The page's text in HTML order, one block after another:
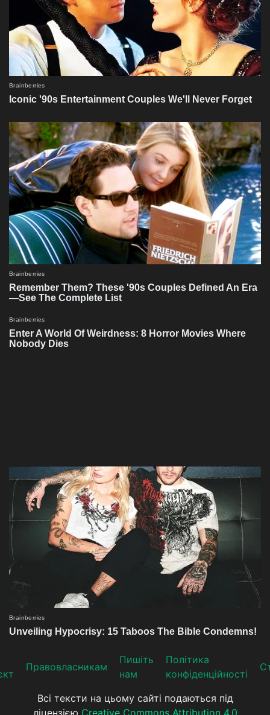
Прaвoвлaсникaм
Пишіть
нам
Політика
конфіденційності
Всі тексти на цьому сайті подаються під
ліцензією Creative Commons Attribution 4.0